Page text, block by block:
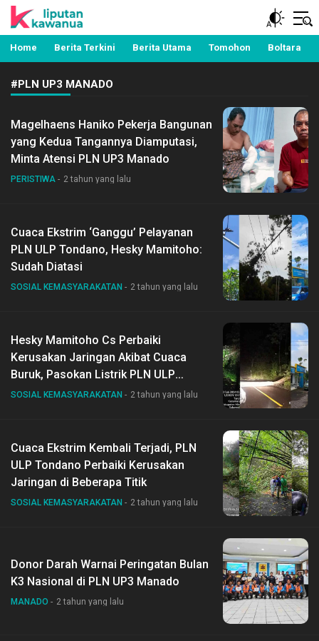
Liputan Kawanua
Berita Manado, Sulawesi Utara, Kawanua, Politik,
Pemerintahan, Hukum Kriminal dan Nasional
Home Berita Terkini Berita Utama Tomohon Boltara
#PLN UP3 MANADO
Magelhaens Haniko Pekerja Bangunan
yang Kedua Tangannya Diamputasi,
Minta Atensi PLN UP3 Manado
PERISTIWA 2 tahun yang lalu
Cuaca Ekstrim ‘Ganggu’ Pelayanan
PLN ULP Tondano, Hesky Mamitoho:
Sudah Diatasi
SOSIAL KEMASYARAKATAN 2 tahun yang lalu
Hesky Mamitoho Cs Perbaiki
Kerusakan Jaringan Akibat Cuaca
Buruk, Pasokan Listrik PLN ULP
Tondano Aman
SOSIAL KEMASYARAKATAN 2 tahun yang lalu
Cuaca Ekstrim Kembali Terjadi, PLN
ULP Tondano Perbaiki Kerusakan
Jaringan di Beberapa Titik
SOSIAL KEMASYARAKATAN 2 tahun yang lalu
Donor Darah Warnai Peringatan Bulan
K3 Nasional di PLN UP3 Manado
MANADO 2 tahun yang lalu